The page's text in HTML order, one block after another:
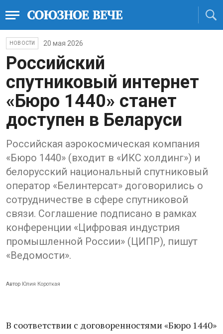
НОВОСТИ 20 мая 2026
Российский
спутниковый интернет
«Бюро 1440» станет
доступен в Беларуси
Российская аэрокосмическая компания
«Бюро 1440» (входит в «ИКС холдинг») и
белорусский национальный спутниковый
оператор «Белинтерсат» договорились о
сотрудничестве в сфере спутниковой
связи. Соглашение подписано в рамках
конференции «Цифровая индустрия
промышленной России» (ЦИПР), пишут
«Ведомости».
Автор Юлия Короткая
В соответствии с договоренностями «Бюро 1440»